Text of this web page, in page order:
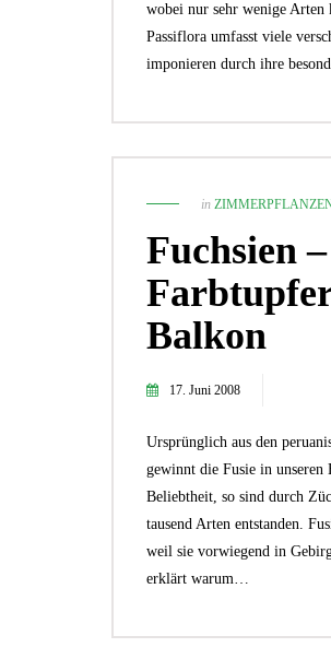
wobei nur sehr wenige
Passiflora umfasst viele
imponieren durch ihre
in
Fuchsien –
Balkon
17. Juni 2008
Ursprünglich aus den
gewinnt die Fusie in
Beliebtheit, so sind durch
tausend Arten entstanden.
weil sie vorwiegend in
erklärt warum…